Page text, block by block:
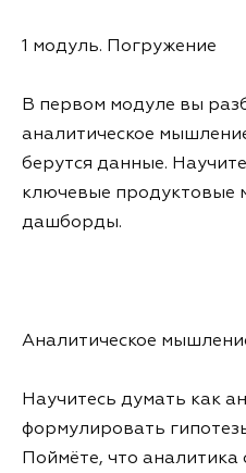
1 модуль. Погружение
В первом модуле вы
аналитическое
берутся данные.
ключевые продуктовые
дашборды.
Аналитическое
Научитесь думать как
формулировать
Поймёте, что